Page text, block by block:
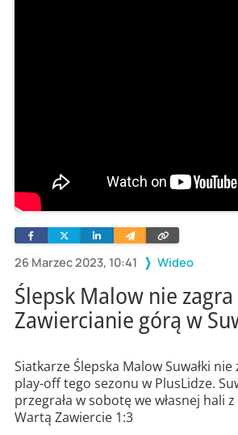
26 Marzec 2023, 10:41 Wideo
FacebookTwitterLinkedinWyślij
e-
Skopiuj
link
Ślepsk Malow nie
Zawiercianie górą w
Siatkarze Ślepska Malow Suwałki
play-off tego sezonu w PlusLidze.
przegrała w sobotę we własnej hali
Wartą Zawiercie 1:3